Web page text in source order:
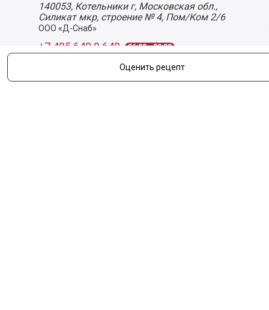
Оценить рецепт
140053, Котельники г, Московская обл.,
Силикат мкр, строение № 4, Пом/Ком 2/6
ООО «Д-Снаб»
+7 495 640 9 640 06:00 - 00:00
Обратная связь